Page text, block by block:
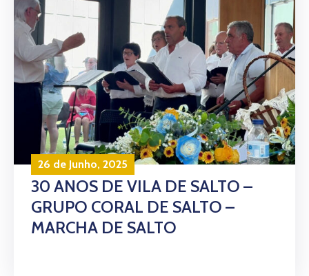
26 de Junho, 2025
30 ANOS DE VILA DE SALTO –
GRUPO CORAL DE SALTO –
MARCHA DE SALTO